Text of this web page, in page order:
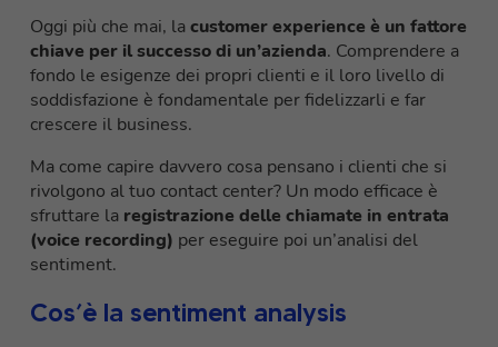
Oggi più che mai, lacustomer experience è un fattore
chiave per il successo di un’azienda. Comprendere a
fondo le esigenze dei propri clienti e il loro livello di
soddisfazione è fondamentale per fidelizzarli e far
crescere il business.
Ma come capire davvero cosa pensano i clienti che si
rivolgono al tuo contact center? Un modo efficace è
sfruttare la registrazione delle chiamate in entrata
(voice recording) per eseguire poi un’analisi del
sentiment.
Cos’è la sentiment analysis